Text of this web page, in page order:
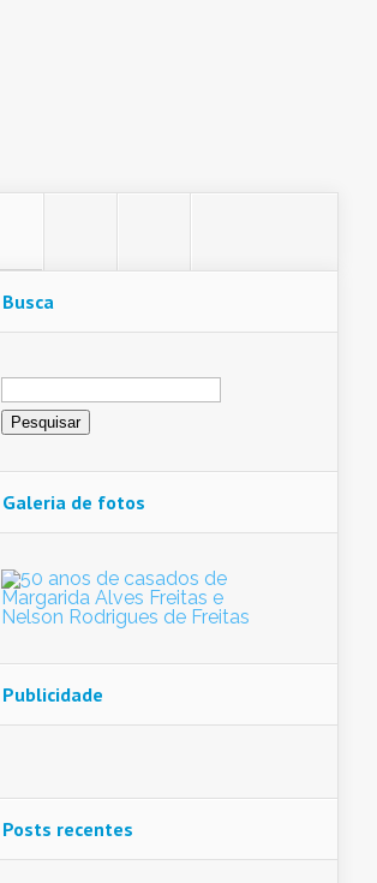
Busca
Pesquisar
por:
Galeria de fotos
Publicidade
Posts recentes